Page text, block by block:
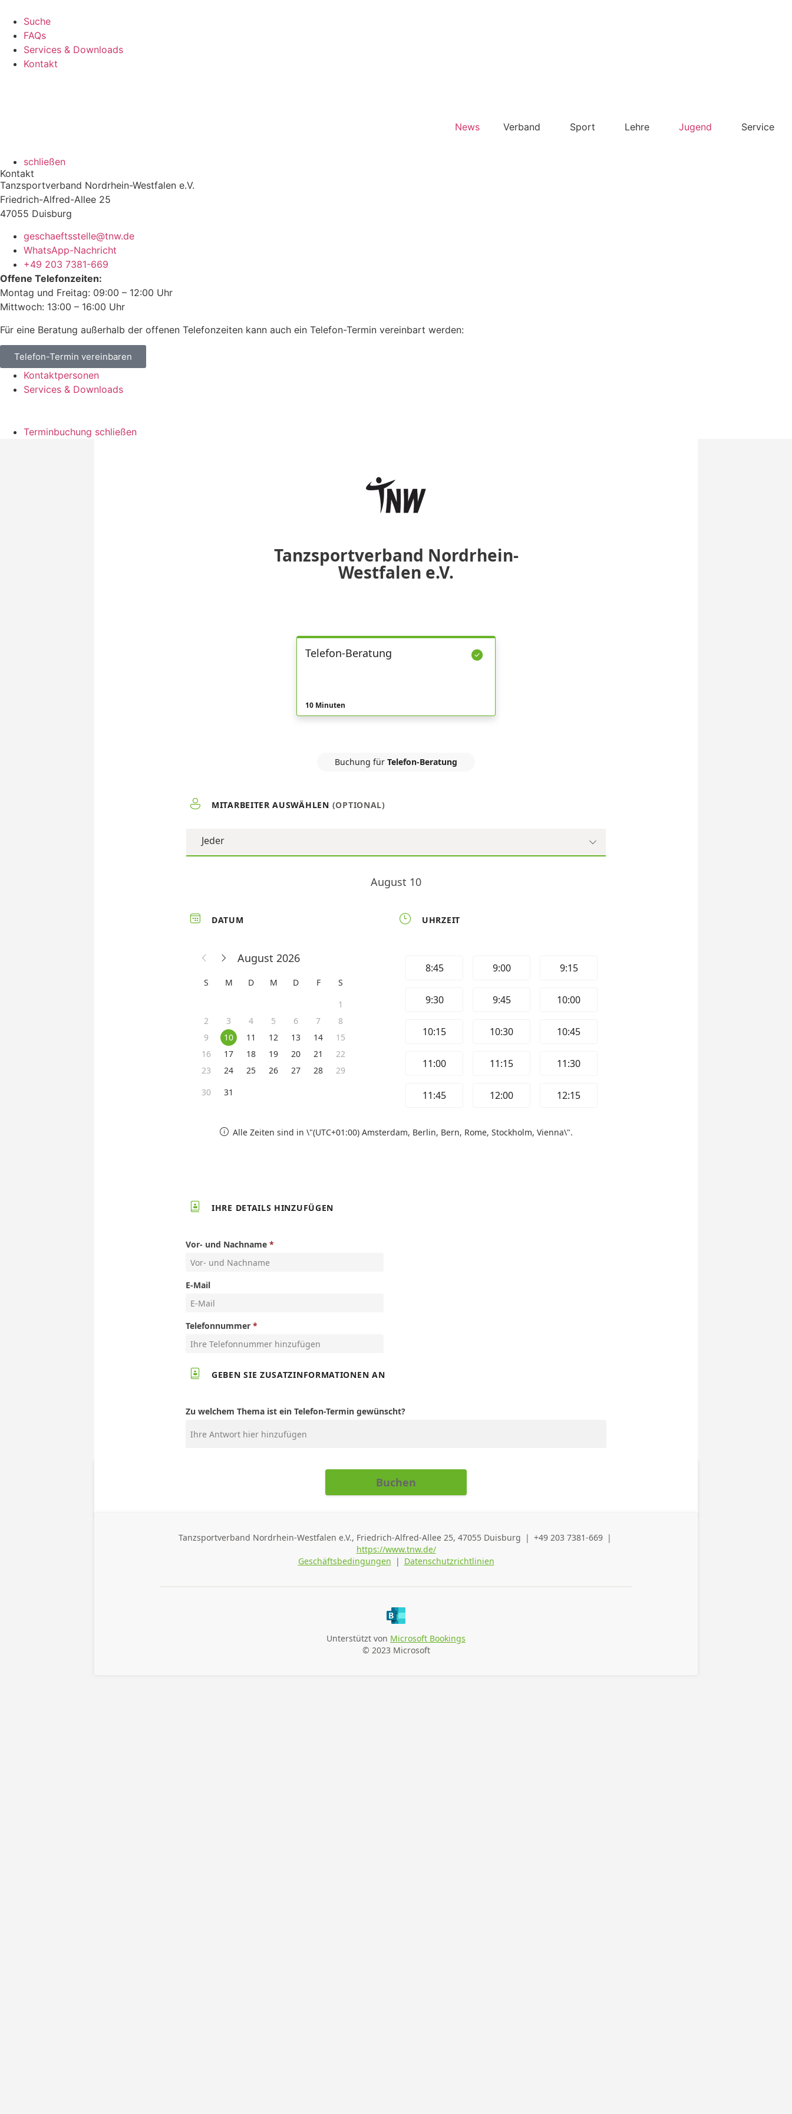
Suche
FAQs
Services & Downloads
Kontakt
News Verband Sport Lehre Jugend Service
schließen
Kontakt
Tanzsportverband Nordrhein-Westfalen e.V.
Friedrich-Alfred-Allee 25
47055 Duisburg
geschaeftsstelle@tnw.de
WhatsApp-Nachricht
+49 203 7381-669
Offene Telefonzeiten:
Montag und Freitag: 09:00 – 12:00 Uhr
Mittwoch: 13:00 – 16:00 Uhr
Für eine Beratung außerhalb der offenen Telefonzeiten kann auch ein Telefon-Termin vereinbart werden:
Telefon-Termin vereinbaren
Kontaktpersonen
Services & Downloads
Terminbuchung schließen